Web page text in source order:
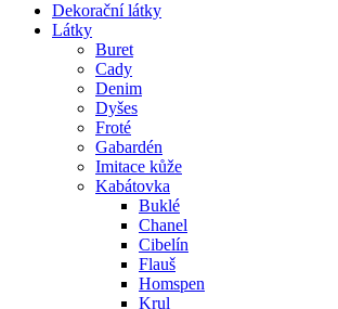
Dekorační látky
Látky
Buret
Cady
Denim
Dyšes
Froté
Gabardén
Imitace kůže
Kabátovka
Buklé
Chanel
Cibelín
Flauš
Homspen
Krul